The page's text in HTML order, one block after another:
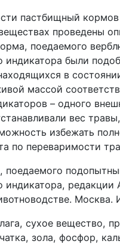
пастбищный кормов
проведены
поедаемого
были
в
массой
– одного
вес
избежать
по переваримости
поедаемого
редакции
Москва.
сухое вещество,
зола, фосфор,